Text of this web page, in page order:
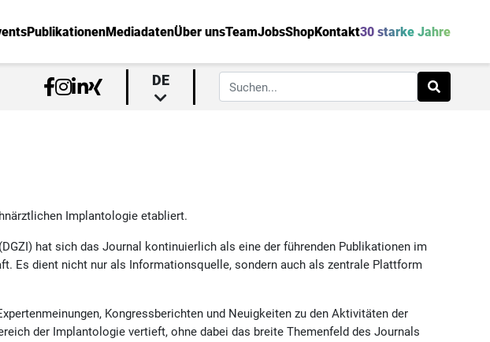
PublikationenMediadatenÜber unsTeamJobsShopKontakt30 starke Jahre
DE
Implantologie etabliert.
hat sich das Journal kontinuierlich als eine der führenden Publikationen im
Es dient nicht nur als Informationsquelle, sondern auch als zentrale Plattform
Kongressberichten und Neuigkeiten zu den Aktivitäten der
der Implantologie vertieft, ohne dabei das breite Themenfeld des Journals